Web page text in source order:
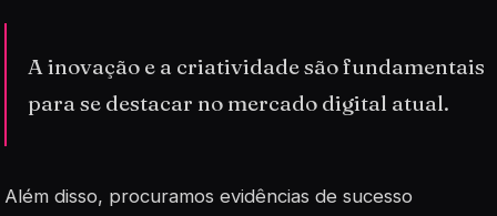
A inovação e a criatividade são fundamentais
para se destacar no mercado digital atual.
Além disso, procuramos evidências de sucesso